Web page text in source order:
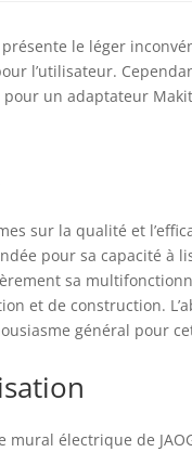
le léger
l’utilisateur.
un adaptateur
sur la qualité et
pour sa capacité à
sa
et de construction.
général pour
mural électrique de